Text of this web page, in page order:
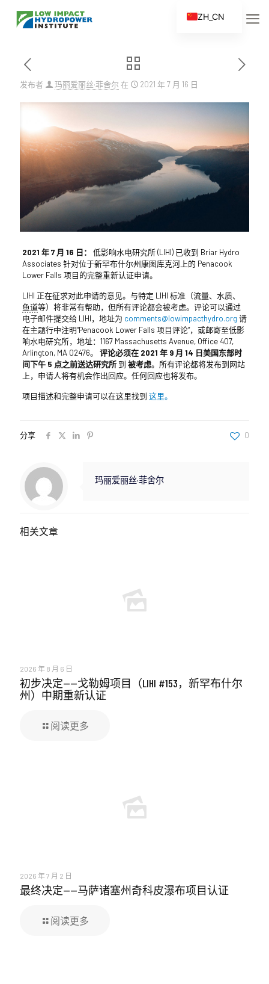
发布者 玛丽爱丽丝·菲舍尔 在 2021 年 7 月 16 日
2021 年 7 月 16 日：
低影响水电研究所 (LIHI) 已收到 Briar Hydro
Associates 针对位于新罕布什尔州康图库克河上的 Penacook
Lower Falls 项目的完整重新认证申请。
LIHI 正在征求对此申请的意见。与特定 LIHI 标准（流量、水质、
鱼道等）将非常有帮助，但所有评论都会被考虑。评论可以通过
电子邮件提交给 LIHI，地址为 comments@lowimpacthydro.org 请
在主题行中注明“Penacook Lower Falls 项目评论”，或邮寄至低影
响水电研究所，地址：1167 Massachusetts Avenue, Office 407,
Arlington, MA 02476。 评论必须在 2021 年 9 月 14 日美国东部时
间下午 5 点之前送达研究所到 被考虑。所有评论都将发布到网站
上，申请人将有机会作出回应。任何回应也将发布。
项目描述和完整申请可以在这里找到 这里。
分享 0
玛丽爱丽丝·菲舍尔
相关文章
2026 年 8 月 6 日
初步决定——戈勒姆项目（LIHI #153，新罕布什尔
州）中期重新认证
阅读更多
2026 年 7 月 2 日
最终决定——马萨诸塞州奇科皮瀑布项目认证
阅读更多
ZH_CN